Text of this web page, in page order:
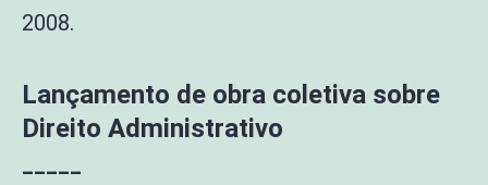
2008.
Lançamento de obra coletiva sobre
Direito Administrativo
_____